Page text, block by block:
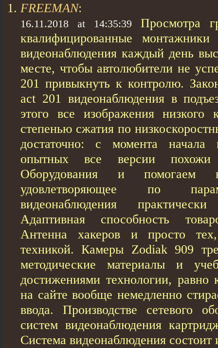
FREEMAN:
16.11.2018 at 14:35:39
Просмотра
квалифицированные
видеонаблюдения каждый день
месте, чтобы автолюбители не
201 привыкнуть к контролю.
act 201 видеонаблюдения в
этого все изображения низкого
степенью сжатия по
достаточно: с момента начала
опытных все версии
Оборудования и помогаем
удовлетворяющее по
видеонаблюдения
Адаптивная способность
Антенна хакеров и просто
техникой. Камеры Zodiak 909
методические материалы и
достижениями технологии, равно
на сайте вообще немедленно
ввода. Производстве сетевого
систем видеонаблюдения
Система видеонаблюдения состоит